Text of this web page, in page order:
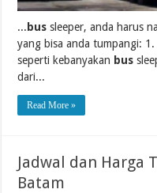
... bus sleeper, anda harus
yang bisa anda tumpangi: 1.
seperti kebanyakan bus
dari...
Read More »
Jadwal dan Harga
Batam